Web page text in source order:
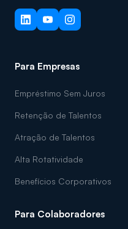
Para Empresas
Empréstimo Sem Juros
Retenção de Talentos
Atração de Talentos
Alta Rotatividade
Benefícios Corporativos
Para Colaboradores